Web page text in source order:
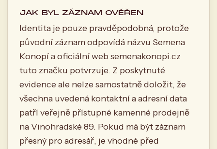
JAK BYL ZÁZNAM OVĚŘEN
Identita je pouze pravděpodobná, protože
původní záznam odpovídá názvu Semena
Konopí a oficiální web semenakonopi.cz
tuto značku potvrzuje. Z poskytnuté
evidence ale nelze samostatně doložit, že
všechna uvedená kontaktní a adresní data
patří veřejně přístupné kamenné prodejně
na Vinohradské 89. Pokud má být záznam
přesný pro adresář, je vhodné před